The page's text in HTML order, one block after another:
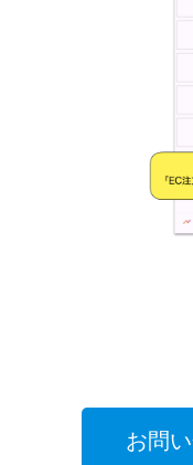
お問